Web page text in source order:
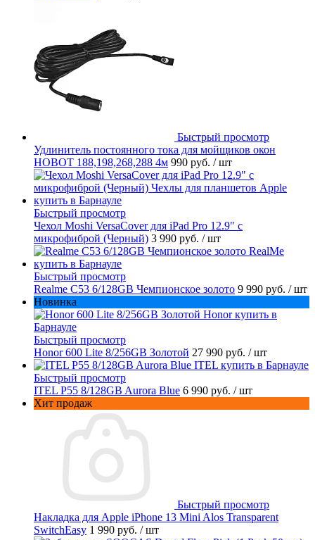
Быстрый просмотр
Удлинитель постоянного тока для мойщиков окон
HOBOT 188,198,268,288 4м 990 руб. / шт
Быстрый просмотр
Чехол Moshi VersaCover для iPad Pro 12.9" с
микрофиброй (Черный) 3 990 руб. / шт
Быстрый просмотр
Realme C53 6/128GB Чемпионское золото 9 990 руб. / шт
Новинка
Быстрый просмотр
Honor 600 Lite 8/256GB Золотой 27 990 руб. / шт
Быстрый просмотр
ITEL P55 8/128GB Aurora Blue 6 990 руб. / шт
Хит продаж
Быстрый просмотр
Накладка для Apple iPhone 13 Mini Alos Transparent
SwitchEasy 1 990 руб. / шт